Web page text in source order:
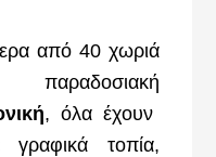
από 40 χωριά
, όλα έχουν
γραφικά τοπία,